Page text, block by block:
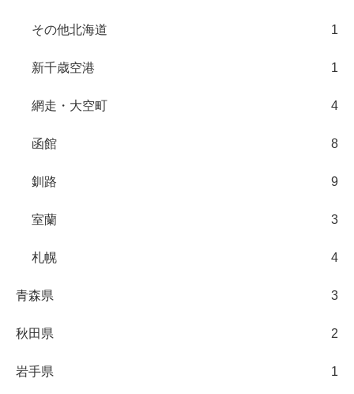
その他北海道 1
新千歳空港 1
網走・大空町 4
函館 8
釧路 9
室蘭 3
札幌 4
青森県 3
秋田県 2
岩手県 1